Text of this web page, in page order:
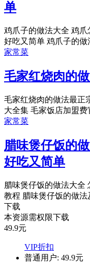
单
鸡爪子的做法大全 鸡
好吃又简单 鸡爪子的做
家常菜
毛家红烧肉的
毛家红烧肉的做法最正
大全集 毛家饭店加盟费
家常菜
腊味煲仔饭的
好吃又简单
腊味煲仔饭的做法大全
教程 腊味煲仔饭的做法
下载
本资源需权限下载
49.9元
VIP折扣
普通用户: 49.9元